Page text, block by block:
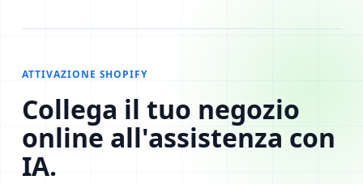
ATTIVAZIONE SHOPIFY
Collega il tuo negozio
online all'assistenza con
IA.